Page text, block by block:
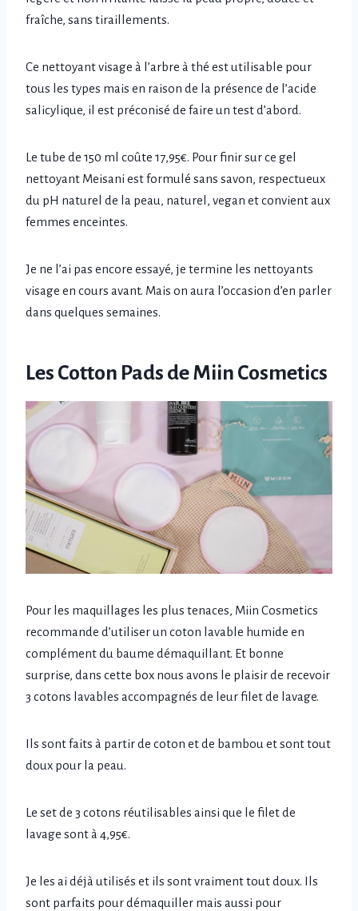
fraîche, sans tiraillements.
Ce nettoyant visage à l’arbre à thé est utilisable pour
tous les types mais en raison de la présence de l’acide
salicylique, il est préconisé de faire un test d’abord.
Le tube de 150 ml coûte 17,95€. Pour finir sur ce gel
nettoyant Meisani est formulé sans savon, respectueux
du pH naturel de la peau, naturel, vegan et convient aux
femmes enceintes.
Je ne l’ai pas encore essayé, je termine les nettoyants
visage en cours avant. Mais on aura l’occasion d’en parler
dans quelques semaines.
Les Cotton Pads de Miin Cosmetics
Pour les maquillages les plus tenaces, Miin Cosmetics
recommande d’utiliser un coton lavable humide en
complément du baume démaquillant. Et bonne
surprise, dans cette box nous avons le plaisir de recevoir
3 cotons lavables accompagnés de leur filet de lavage.
Ils sont faits à partir de coton et de bambou et sont tout
doux pour la peau.
Le set de 3 cotons réutilisables ainsi que le filet de
lavage sont à 4,95€.
Je les ai déjà utilisés et ils sont vraiment tout doux. Ils
sont parfaits pour démaquiller mais aussi pour